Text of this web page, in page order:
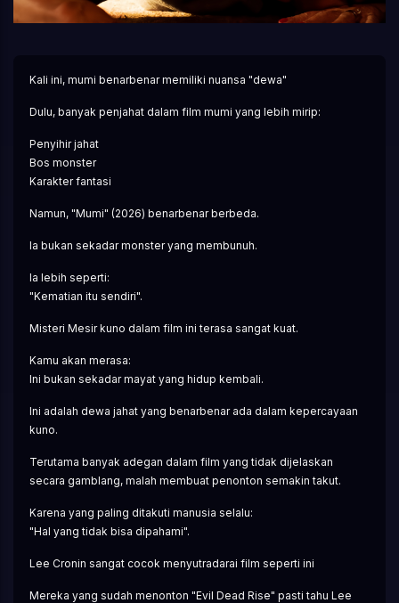
Kali ini, mumi benarbenar memiliki nuansa "dewa"
Dulu, banyak penjahat dalam film mumi yang lebih mirip:
Penyihir jahat
Bos monster
Karakter fantasi
Namun, "Mumi" (2026) benarbenar berbeda.
Ia bukan sekadar monster yang membunuh.
Ia lebih seperti:
"Kematian itu sendiri".
Misteri Mesir kuno dalam film ini terasa sangat kuat.
Kamu akan merasa:
Ini bukan sekadar mayat yang hidup kembali.
Ini adalah dewa jahat yang benarbenar ada dalam kepercayaan
kuno.
Terutama banyak adegan dalam film yang tidak dijelaskan
secara gamblang, malah membuat penonton semakin takut.
Karena yang paling ditakuti manusia selalu:
"Hal yang tidak bisa dipahami".
Lee Cronin sangat cocok menyutradarai film seperti ini
Mereka yang sudah menonton "Evil Dead Rise" pasti tahu Lee